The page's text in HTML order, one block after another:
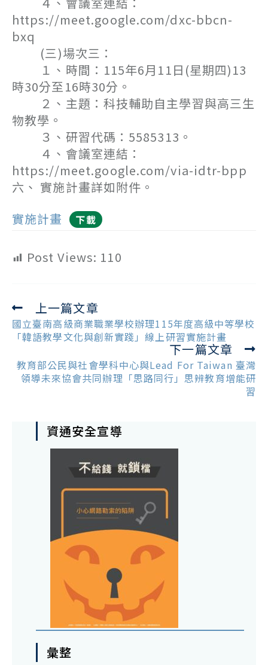
https://meet.google.com/dxc-bbcn-
bxq
(三)場次三：
１、時間：115年6月11日(星期四)13
時30分至16時30分。
２、主題：科技輔助自主學習與高三生
物教學。
３、研習代碼：5585313。
４、會議室連結：
https://meet.google.com/via-idtr-bpp
六、 實施計畫詳如附件。
實施計畫
下載
Post Views: 110
Read
more
articles
上一篇文章
國立臺南高級商業職業學校辦理115年度高級中等學校
「韓語教學文化與創新實踐」線上研習實施計畫
下一篇文章
教育部公民與社會學科中心與Lead For Taiwan 臺灣
領導未來協會共同辦理「思路同行」思辨教育增能研
習
資通安全宣導
彙整